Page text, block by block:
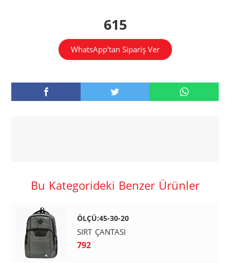
615
WhatsApp'tan Sipariş Ver
Bu Kategorideki Benzer Ürünler
ÖLÇÜ:45-30-20
SIRT ÇANTASI
792